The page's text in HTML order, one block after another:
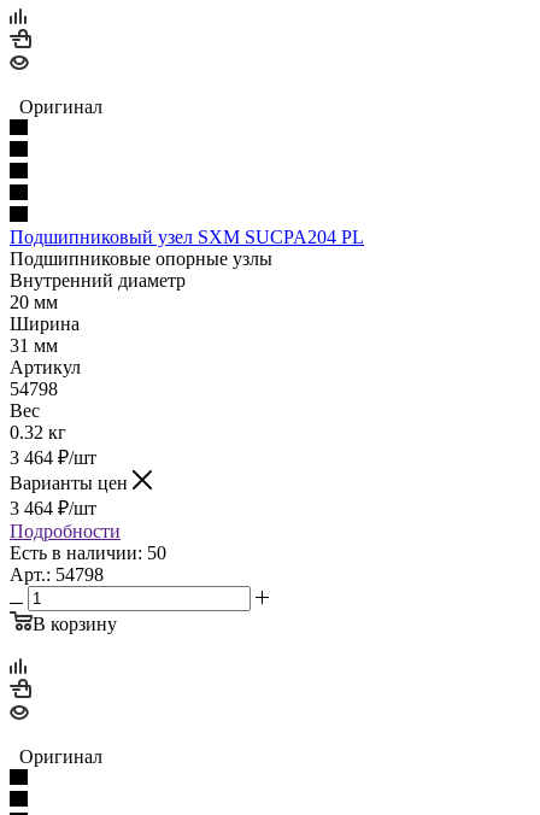
Оригинал
Подшипниковый узел SXM SUCPA204 PL
Подшипниковые опорные узлы
Внутренний диаметр
20 мм
Ширина
31 мм
Артикул
54798
Вес
0.32 кг
3 464 ₽/шт
Варианты цен
3 464 ₽/шт
Подробности
Есть в наличии: 50
Арт.: 54798
В корзину
Оригинал